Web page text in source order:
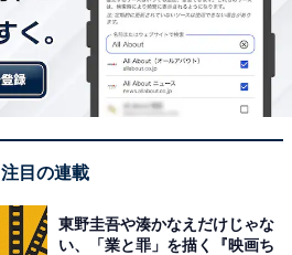
注目の連載
東野圭吾や湊かなえだけじゃな
い、「業と罪」を描く『映画ち